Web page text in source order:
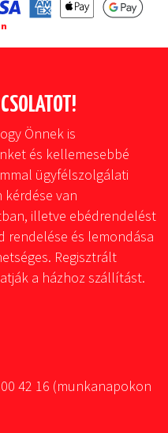
Önnek is
és kellemesebbé
ügyfélszolgálati
van
illetve ebédrendelést
rendelése és lemondása
Regisztrált
a házhoz szállítást.
42 16 (munkanapokon